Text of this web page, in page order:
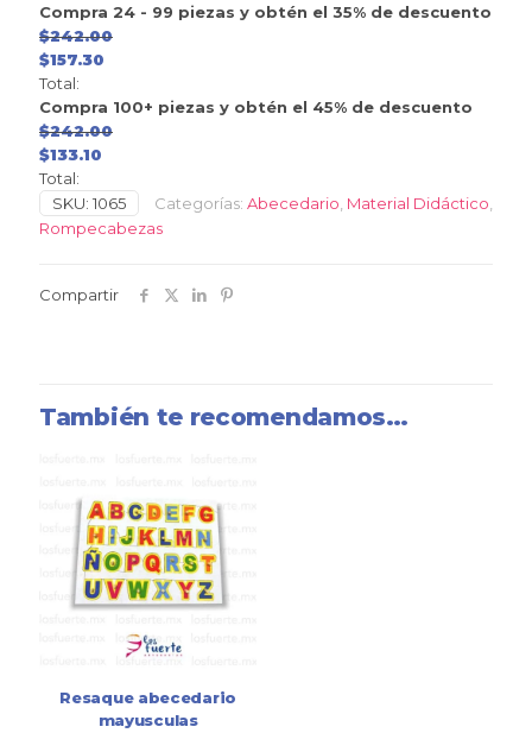
Compra 24 - 99 piezas y obtén el 35% de descuento
$242.00
$157.30
Total:
Compra 100+ piezas y obtén el 45% de descuento
$242.00
$133.10
Total:
SKU: 1065 Categorías: Abecedario Material Didáctico
Rompecabezas
Compartir
También te recomendamos…
Resaque abecedario
mayusculas